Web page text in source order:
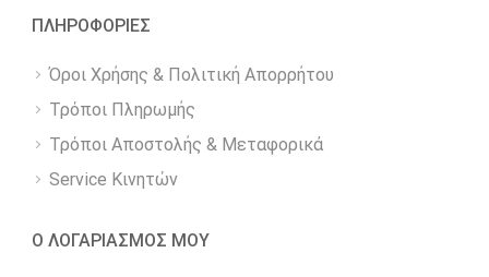
ΠΛΗΡΟΦΟΡΙΕΣ
Όροι Χρήσης & Πολιτική Απορρήτου
Τρόποι Πληρωμής
Τρόποι Αποστολής & Μεταφορικά
Service Κινητών
Ο ΛΟΓΑΡΙΑΣΜΟΣ ΜΟΥ